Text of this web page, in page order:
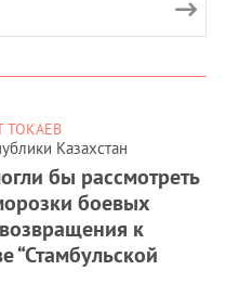
ТОКАЕВ
Казахстан
бы рассмотреть
боевых
к
“Стамбульской